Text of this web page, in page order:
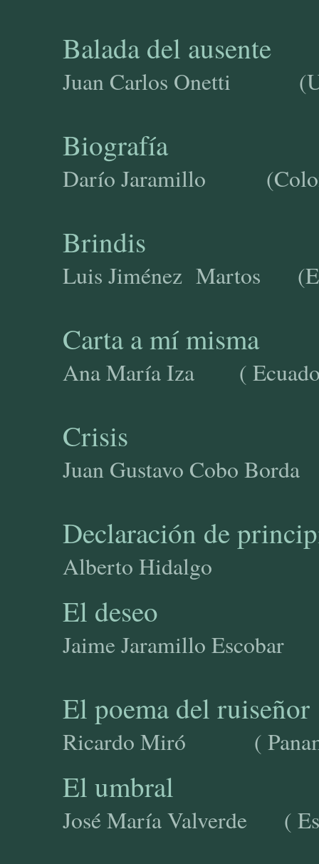
Balada del ausente
Juan Carlos Onetti
Biografía
Darío Jaramillo
Brindis
Luis Jiménez
Carta a mí misma
Ana María Iza (
Crisis
Juan Gustavo Cobo
Declaración de
Alberto Hidalgo
El deseo
Jaime Jaramillo
El poema del ruiseñor
Ricardo Miró (
El umbral
José María Valverde (